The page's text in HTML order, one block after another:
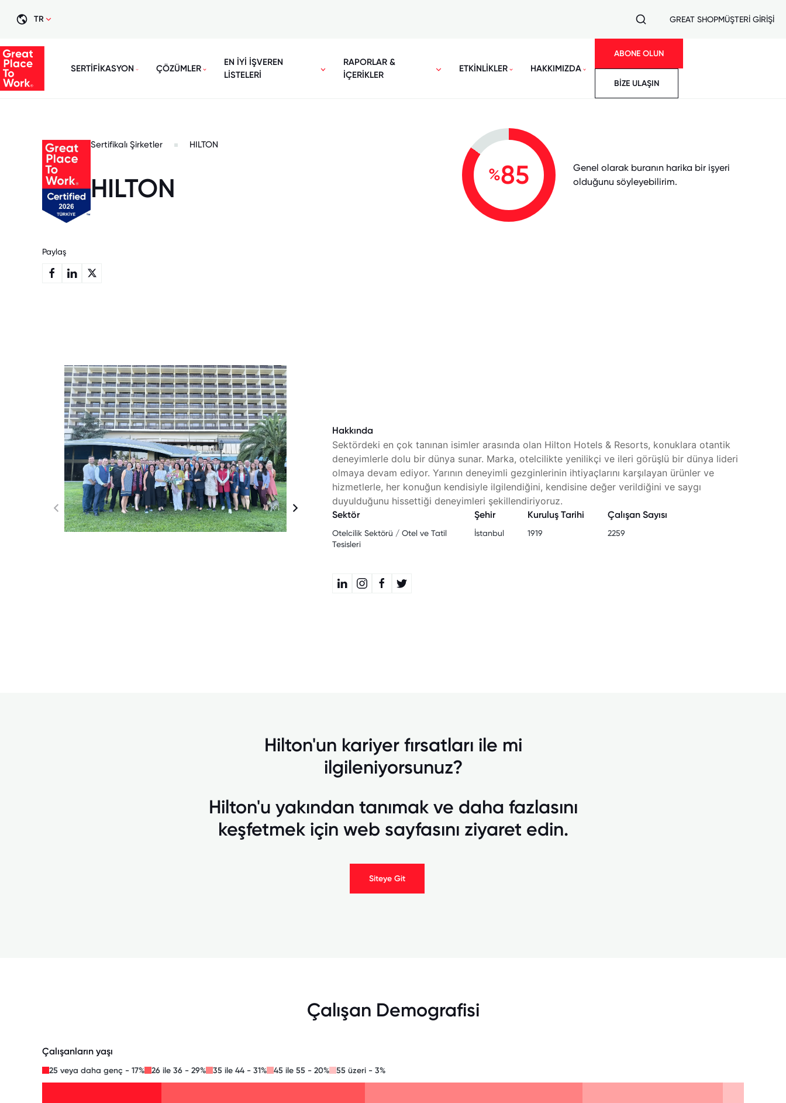
TR GREAT SHOPMÜŞTERİ GİRİŞİ
SERTİFİKASYON ÇÖZÜMLER
EN İYİ İŞVEREN
LİSTELERİ
RAPORLAR &
İÇERİKLER
ETKİNLİKLER HAKKIMIZDA
ABONE OLUN
BİZE ULAŞIN
Sertifikalı Şirketler HILTON
HILTON %85
Genel olarak buranın harika bir işyeri
olduğunu söyleyebilirim.
Paylaş
Hakkında
Sektördeki en çok tanınan isimler arasında olan Hilton Hotels & Resorts, konuklara otantik
deneyimlerle dolu bir dünya sunar. Marka, otelcilikte yenilikçi ve ileri görüşlü bir dünya lideri
olmaya devam ediyor. Yarının deneyimli gezginlerinin ihtiyaçlarını karşılayan ürünler ve
hizmetlerle, her konuğun kendisiyle ilgilendiğini, kendisine değer verildiğini ve saygı
duyulduğunu hissettiği deneyimleri şekillendiriyoruz.
Sektör
Otelcilik Sektörü / Otel ve Tatil
Tesisleri
Şehir
İstanbul
Kuruluş Tarihi
1919
Çalışan Sayısı
2259
Hilton'un kariyer fırsatları ile mi
ilgileniyorsunuz?
Hilton'u yakından tanımak ve daha fazlasını
keşfetmek için web sayfasını ziyaret edin.
Siteye Git
Çalışan Demografisi
Çalışanların yaşı
25 veya daha genç - 17% 26 ile 36 - 29% 35 ile 44 - 31% 45 ile 55 - 20% 55 üzeri - 3%